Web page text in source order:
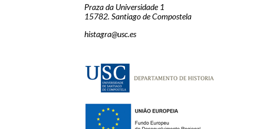
Praza da Universidade 1
15782. Santiago de Compostela
histagra@usc.es